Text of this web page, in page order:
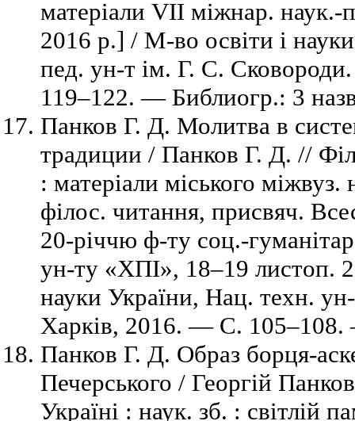
матеріали VII міжнар. наук.-
2016 р.] / М-во освіти і
пед. ун-т ім. Г. С.
119–122. — Библиогр.: 3
Панков Г. Д. Молитва в
традиции / Панков Г. Д. //
: матеріали міського
філос. читання, присвяч.
20-річчю ф-ту соц.-
ун-ту «ХПІ», 18–19 листоп.
науки України, Нац. техн.
Харків, 2016. — C.
Панков Г. Д. Образ борця-
Печерського / Георгій Панков
Україні : наук. зб. : світлій